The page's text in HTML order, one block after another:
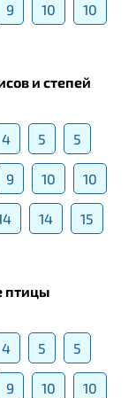
9 10 10
и степей
4 5 5
9 10 10
14 15
птицы
4 5 5
9 10 10